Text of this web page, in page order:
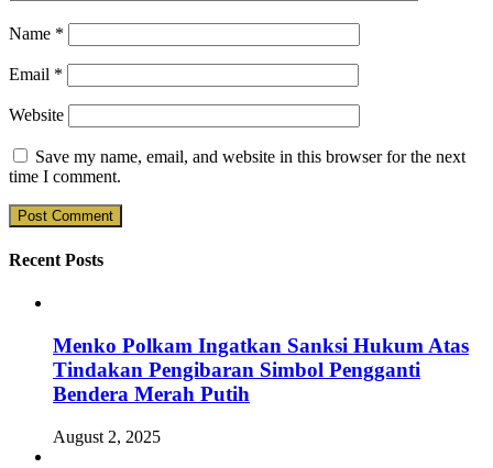
Name *
Email *
Website
Save my name, email, and website in this browser for the next
time I comment.
Recent Posts
Menko Polkam Ingatkan Sanksi Hukum Atas
Tindakan Pengibaran Simbol Pengganti
Bendera Merah Putih
August 2, 2025